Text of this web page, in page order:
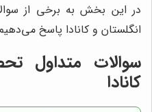
در این بخش به برخی از
انگلستان و کانادا پاسخ
سوالات متداول
کانادا